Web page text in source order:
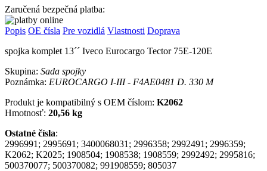
Zaručená bezpečná platba:
Popis OE čísla Pre vozidlá Vlastnosti Doprava
spojka komplet 13´´ Iveco Eurocargo Tector 75E-120E
Skupina: Sada spojky
Poznámka: EUROCARGO I-III - F4AE0481 D. 330 M
Produkt je kompatibilný s OEM číslom: K2062
Hmotnosť: 20,56 kg
Ostatné čísla:
2996991; 2995691; 3400068031; 2996358; 2992491; 2996359;
K2062; K2025; 1908504; 1908538; 1908559; 2992492; 2995816;
500370077; 500370082; 991908559; 805037